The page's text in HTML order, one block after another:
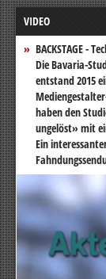
VIDEO
BACKSTAGE -
Die Bavaria-
entstand 2015
haben den
ungelöst» mit
Ein
Video-
Player